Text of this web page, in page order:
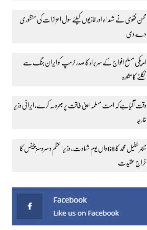
محسن نقوی نے شہداء اور غازیوں کیلئے سول اعزازات کی منظوری
دے دی
امریکی مسلح افواج کے سربراہ کا صدر ٹرمپ کو ایران جنگ سے
نکلنے کا مشورہ
وقت آگیا ہے کہ امت مسلمہ اپنی طاقت پر بھروسہ کرے، ایرانی وزیر
خارجہ
میجر طفیل محمد کا 68 واں یوم شہادت، وزیراعظم و سروسز چیفس کا
خراجِ عقیدت